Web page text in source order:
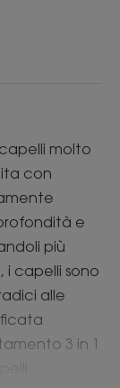
molto
con
e
più
i capelli sono
alle
3 in 1